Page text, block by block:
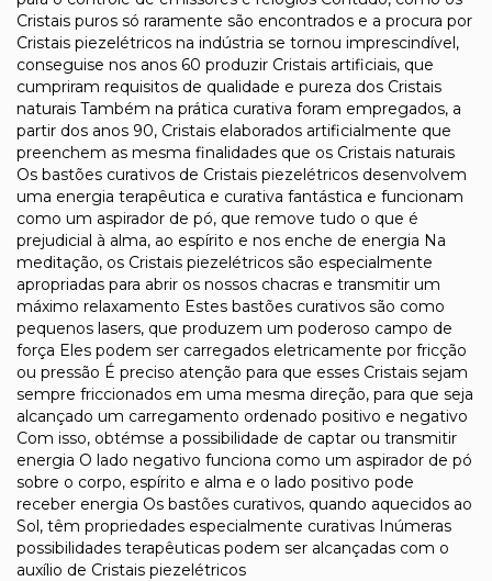
Cristais puros só raramente são encontrados e a procura por
Cristais piezelétricos na indústria se tornou imprescindível,
conseguise nos anos 60 produzir Cristais artificiais, que
cumpriram requisitos de qualidade e pureza dos Cristais
naturais Também na prática curativa foram empregados, a
partir dos anos 90, Cristais elaborados artificialmente que
preenchem as mesma finalidades que os Cristais naturais
Os bastões curativos de Cristais piezelétricos desenvolvem
uma energia terapêutica e curativa fantástica e funcionam
como um aspirador de pó, que remove tudo o que é
prejudicial à alma, ao espírito e nos enche de energia Na
meditação, os Cristais piezelétricos são especialmente
apropriadas para abrir os nossos chacras e transmitir um
máximo relaxamento Estes bastões curativos são como
pequenos lasers, que produzem um poderoso campo de
força Eles podem ser carregados eletricamente por fricção
ou pressão É preciso atenção para que esses Cristais sejam
sempre friccionados em uma mesma direção, para que seja
alcançado um carregamento ordenado positivo e negativo
Com isso, obtémse a possibilidade de captar ou transmitir
energia O lado negativo funciona como um aspirador de pó
sobre o corpo, espírito e alma e o lado positivo pode
receber energia Os bastões curativos, quando aquecidos ao
Sol, têm propriedades especialmente curativas Inúmeras
possibilidades terapêuticas podem ser alcançadas com o
auxílio de Cristais piezelétricos